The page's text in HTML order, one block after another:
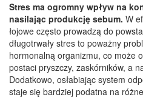
Stres ma ogromny wpływ na
nasilając produkcję sebum. W
łojowe często prowadzą do
długotrwały stres to poważny
hormonalną organizmu, co może
postaci pryszczy, zaskórników, a
Dodatkowo, osłabiając system
staje się bardziej podatna na